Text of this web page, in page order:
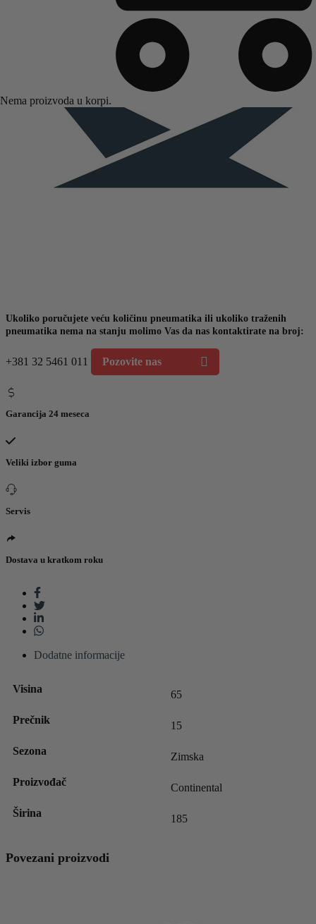
Nema proizvoda u korpi.
Ukoliko poručujete veću količinu pneumatika ili ukoliko traženih
pneumatika nema na stanju molimo Vas da nas kontaktirate na broj:
+381 32 5461 011 Pozovite nas
Garancija 24 meseca
Veliki izbor guma
Servis
Dostava u kratkom roku
Dodatne informacije
Visina 65
Prečnik 15
Sezona Zimska
Proizvođač Continental
Širina 185
Povezani proizvodi